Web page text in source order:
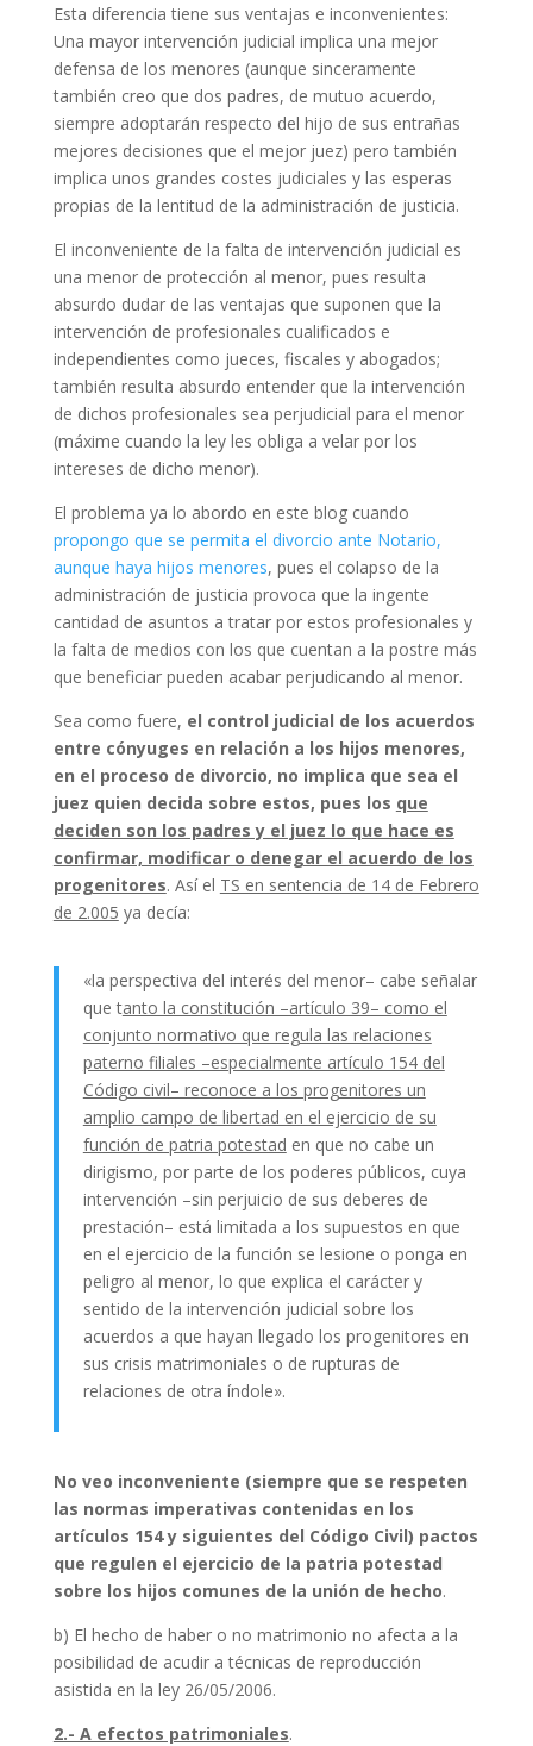
Esta diferencia tiene sus ventajas e inconvenientes:
Una mayor intervención judicial implica una mejor
defensa de los menores (aunque sinceramente
también creo que dos padres, de mutuo acuerdo,
siempre adoptarán respecto del hijo de sus entrañas
mejores decisiones que el mejor juez) pero también
implica unos grandes costes judiciales y las esperas
propias de la lentitud de la administración de justicia.
El inconveniente de la falta de intervención judicial es
una menor de protección al menor, pues resulta
absurdo dudar de las ventajas que suponen que la
intervención de profesionales cualificados e
independientes como jueces, fiscales y abogados;
también resulta absurdo entender que la intervención
de dichos profesionales sea perjudicial para el menor
(máxime cuando la ley les obliga a velar por los
intereses de dicho menor).
El problema ya lo abordo en este blog cuando
propongo que se permita el divorcio ante Notario,
aunque haya hijos menores, pues el colapso de la
administración de justicia provoca que la ingente
cantidad de asuntos a tratar por estos profesionales y
la falta de medios con los que cuentan a la postre más
que beneficiar pueden acabar perjudicando al menor.
Sea como fuere, el control judicial de los acuerdos
entre cónyuges en relación a los hijos menores,
en el proceso de divorcio, no implica que sea el
juez quien decida sobre estos, pues los que
deciden son los padres y el juez lo que hace es
confirmar, modificar o denegar el acuerdo de los
progenitores. Así el TS en sentencia de 14 de Febrero
de 2.005 ya decía:
«la perspectiva del interés del menor– cabe señalar
que tanto la constitución –artículo 39– como el
conjunto normativo que regula las relaciones
paterno filiales –especialmente artículo 154 del
Código civil– reconoce a los progenitores un
amplio campo de libertad en el ejercicio de su
función de patria potestad en que no cabe un
dirigismo, por parte de los poderes públicos, cuya
intervención –sin perjuicio de sus deberes de
prestación– está limitada a los supuestos en que
en el ejercicio de la función se lesione o ponga en
peligro al menor, lo que explica el carácter y
sentido de la intervención judicial sobre los
acuerdos a que hayan llegado los progenitores en
sus crisis matrimoniales o de rupturas de
relaciones de otra índole».
No veo inconveniente (siempre que se respeten
las normas imperativas contenidas en los
artículos 154 y siguientes del Código Civil) pactos
que regulen el ejercicio de la patria potestad
sobre los hijos comunes de la unión de hecho.
b) El hecho de haber o no matrimonio no afecta a la
posibilidad de acudir a técnicas de reproducción
asistida en la ley 26/05/2006.
2.- A efectos patrimoniales.